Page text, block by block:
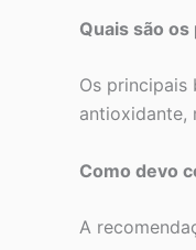
Quais são
Os principais
antioxidante,
Como devo
A